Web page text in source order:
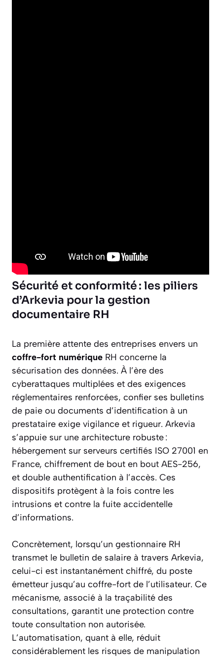
Sécurité et conformité : les piliers
d’Arkevia pour la gestion
documentaire RH
La première attente des entreprises envers un
coffre-fort numérique RH concerne la
sécurisation des données. À l’ère des
cyberattaques multiplées et des exigences
réglementaires renforcées, confier ses bulletins
de paie ou documents d’identification à un
prestataire exige vigilance et rigueur. Arkevia
s’appuie sur une architecture robuste :
hébergement sur serveurs certifiés ISO 27001 en
France, chiffrement de bout en bout AES-256,
et double authentification à l’accès. Ces
dispositifs protègent à la fois contre les
intrusions et contre la fuite accidentelle
d’informations.
Concrètement, lorsqu’un gestionnaire RH
transmet le bulletin de salaire à travers Arkevia,
celui-ci est instantanément chiffré, du poste
émetteur jusqu’au coffre-fort de l’utilisateur. Ce
mécanisme, associé à la traçabilité des
consultations, garantit une protection contre
toute consultation non autorisée.
L’automatisation, quant à elle, réduit
considérablement les risques de manipulation